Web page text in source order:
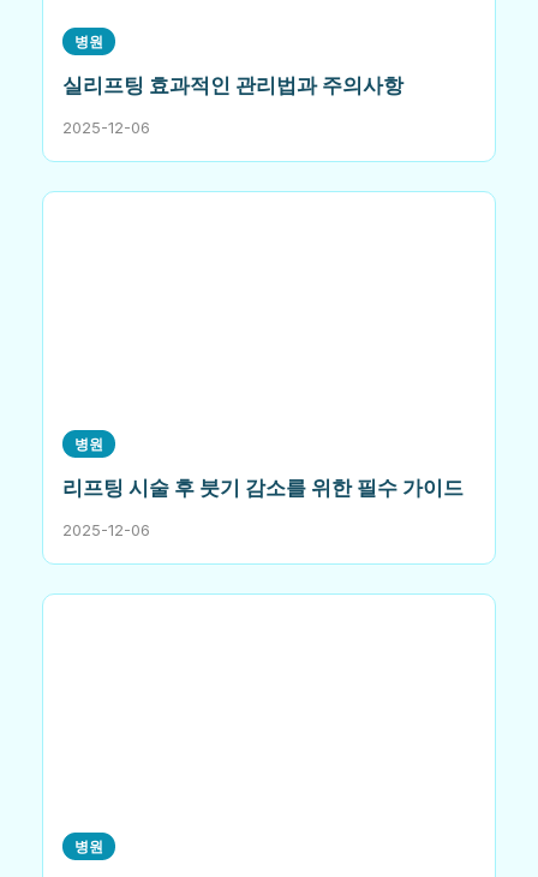
병원
실리프팅 효과적인 관리법과 주의사항
2025-12-06
병원
리프팅 시술 후 붓기 감소를 위한 필수 가이드
2025-12-06
병원